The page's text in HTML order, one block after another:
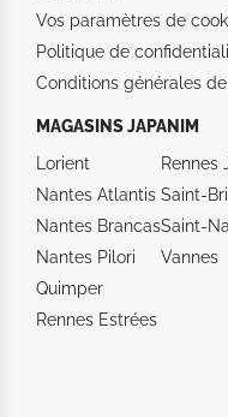
Vos paramètres de
Politique de
Conditions générales
MAGASINS JAPANIM
Lorient
Nantes Atlantis
Nantes Brancas
Nantes Pilori
Quimper
Rennes Estrées
Rennes
Saint-
Saint-
Vannes